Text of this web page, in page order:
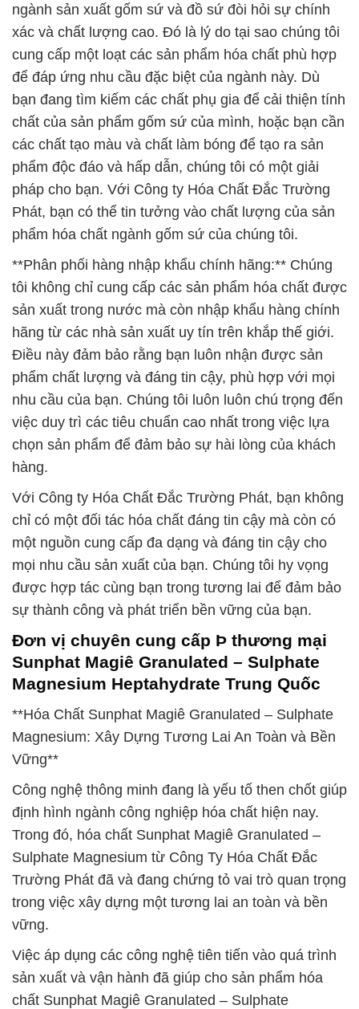
ngành sản xuất gốm sứ và đồ sứ đòi hỏi sự chính
xác và chất lượng cao. Đó là lý do tại sao chúng tôi
cung cấp một loạt các sản phẩm hóa chất phù hợp
để đáp ứng nhu cầu đặc biệt của ngành này. Dù
bạn đang tìm kiếm các chất phụ gia để cải thiện tính
chất của sản phẩm gốm sứ của mình, hoặc bạn cần
các chất tạo màu và chất làm bóng để tạo ra sản
phẩm độc đáo và hấp dẫn, chúng tôi có một giải
pháp cho bạn. Với Công ty Hóa Chất Đắc Trường
Phát, bạn có thể tin tưởng vào chất lượng của sản
phẩm hóa chất ngành gốm sứ của chúng tôi.
**Phân phối hàng nhập khẩu chính hãng:** Chúng
tôi không chỉ cung cấp các sản phẩm hóa chất được
sản xuất trong nước mà còn nhập khẩu hàng chính
hãng từ các nhà sản xuất uy tín trên khắp thế giới.
Điều này đảm bảo rằng bạn luôn nhận được sản
phẩm chất lượng và đáng tin cậy, phù hợp với mọi
nhu cầu của bạn. Chúng tôi luôn luôn chú trọng đến
việc duy trì các tiêu chuẩn cao nhất trong việc lựa
chọn sản phẩm để đảm bảo sự hài lòng của khách
hàng.
Với Công ty Hóa Chất Đắc Trường Phát, bạn không
chỉ có một đối tác hóa chất đáng tin cậy mà còn có
một nguồn cung cấp đa dạng và đáng tin cậy cho
mọi nhu cầu sản xuất của bạn. Chúng tôi hy vọng
được hợp tác cùng bạn trong tương lai để đảm bảo
sự thành công và phát triển bền vững của bạn.
Đơn vị chuyên cung cấp Þ thương mại
Sunphat Magiê Granulated – Sulphate
Magnesium Heptahydrate Trung Quốc
**Hóa Chất Sunphat Magiê Granulated – Sulphate
Magnesium: Xây Dựng Tương Lai An Toàn và Bền
Vững**
Công nghệ thông minh đang là yếu tố then chốt giúp
định hình ngành công nghiệp hóa chất hiện nay.
Trong đó, hóa chất Sunphat Magiê Granulated –
Sulphate Magnesium từ Công Ty Hóa Chất Đắc
Trường Phát đã và đang chứng tỏ vai trò quan trọng
trong việc xây dựng một tương lai an toàn và bền
vững.
Việc áp dụng các công nghệ tiên tiến vào quá trình
sản xuất và vận hành đã giúp cho sản phẩm hóa
chất Sunphat Magiê Granulated – Sulphate